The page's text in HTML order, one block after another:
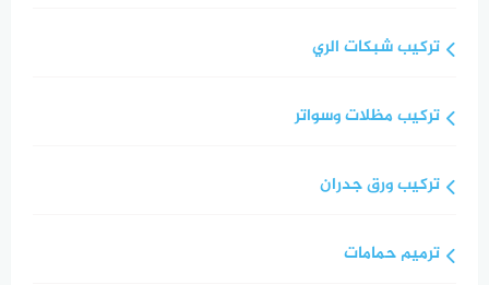
تركيب شبكات الري
تركيب مظلات وسواتر
تركيب ورق جدران
ترميم حمامات